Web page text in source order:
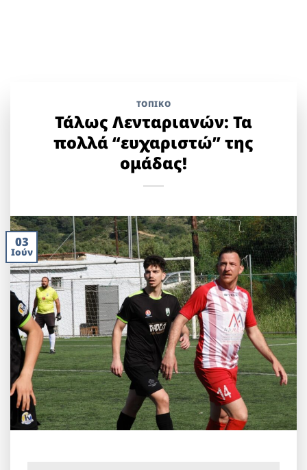
ΤΟΠΙΚΌ
Τάλως Λενταριανών: Τα
πολλά “ευχαριστώ” της
ομάδας!
03
Ιούν